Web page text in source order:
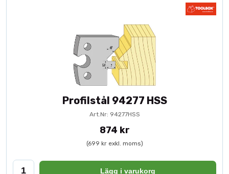
Profilstål 94277 HSS
Art.Nr: 94277HSS
874 kr
(699 kr exkl. moms)
Lägg i varukorg